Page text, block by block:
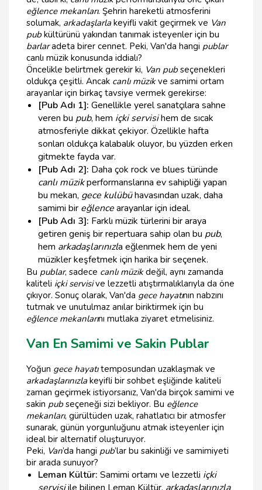
eğlence mekanları. Şehrin hareketli atmosferini
solumak, arkadaşlarlakeyifli vakit geçirmek ve Van
pubkültürünü yakından tanımak isteyenler için bu
barlaradeta birer cennet. Peki, Van'da hangi publar
canlı müzik konusunda iddialı?
Öncelikle belirtmek gerekir ki, Van pubseçenekleri
oldukça çeşitli. Ancak canlı müzikve samimi ortam
arayanlar için birkaç tavsiye vermek gerekirse:
[Pub Adı 1]: Genellikle yerel sanatçılara sahne
veren bu pub, hem içki servisihem de sıcak
atmosferiyle dikkat çekiyor. Özellikle hafta
sonları oldukça kalabalık oluyor, bu yüzden erken
gitmekte fayda var.
[Pub Adı 2]: Daha çok rock ve blues türünde
canlı müzikperformanslarına ev sahipliği yapan
bu mekan, gece kulübühavasından uzak, daha
samimi bir eğlencearayanlar için ideal.
[Pub Adı 3]: Farklı müzik türlerini bir araya
getiren geniş bir repertuara sahip olan bu pub,
hem arkadaşlarınızla eğlenmek hem de yeni
müzikler keşfetmek için harika bir seçenek.
Bu publar, sadece canlı müzikdeğil, aynı zamanda
kaliteli içki servisive lezzetli atıştırmalıklarıyla da öne
çıkıyor. Sonuç olarak, Van'da gece hayatının nabzını
tutmak ve unutulmaz anılar biriktirmek için bu
eğlence mekanlarını mutlaka ziyaret etmelisiniz.
Van En Samimi ve Sakin Publar
Yoğun gece hayatıtemposundan uzaklaşmak ve
arkadaşlarınızlakeyifli bir sohbet eşliğinde kaliteli
zaman geçirmek istiyorsanız, Van'da birçok samimi ve
sakin pubseçeneği sizi bekliyor. Bu eğlence
mekanları, gürültüden uzak, rahatlatıcı bir atmosfer
sunarak, günün yorgunluğunu atmak isteyenler için
ideal bir alternatif oluşturuyor.
Peki, Van’da hangi pub’lar bu sakinliği ve samimiyeti
bir arada sunuyor?
Leman Kültür: Samimi ortamı ve lezzetli içki